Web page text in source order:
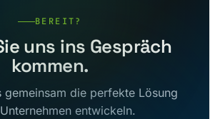
BEREIT?
uns ins Gespräch
kommen.
gemeinsam die perfekte Lösung
entwickeln.